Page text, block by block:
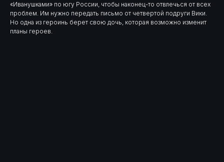
«Иванушками» по югу России, чтобы наконец-то отвлечься от всех
проблем. Им нужно передать письмо от четвертой подруги Вики.
Но одна из героинь берет свою дочь, которая возможно изменит
планы героев.